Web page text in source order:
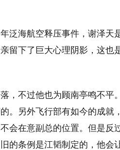
泛海航空释压事件，谢泽天
留下了巨大心理阴影，这也
，不过他也为顾南亭鸣不平
。另外飞行部有如今的成就
会在意副总的位置。但是反
的条例是江韬制定的，他会